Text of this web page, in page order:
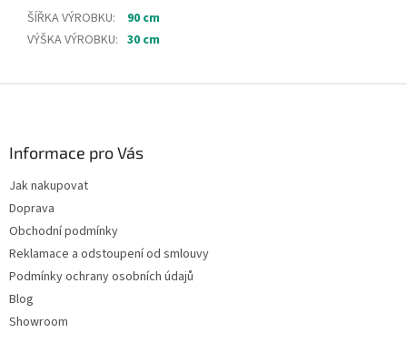
ŠÍŘKA VÝROBKU:
90 cm
VÝŠKA VÝROBKU: 30 cm
Informace pro Vás
Jak nakupovat
Doprava
Obchodní podmínky
Reklamace a odstoupení od smlouvy
Podmínky ochrany osobních údajů
Blog
Showroom